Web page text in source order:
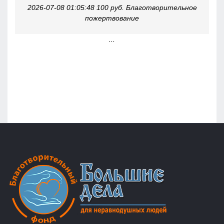
2026-07-08 01:05:48 100 руб. Благотворительное
пожертвование